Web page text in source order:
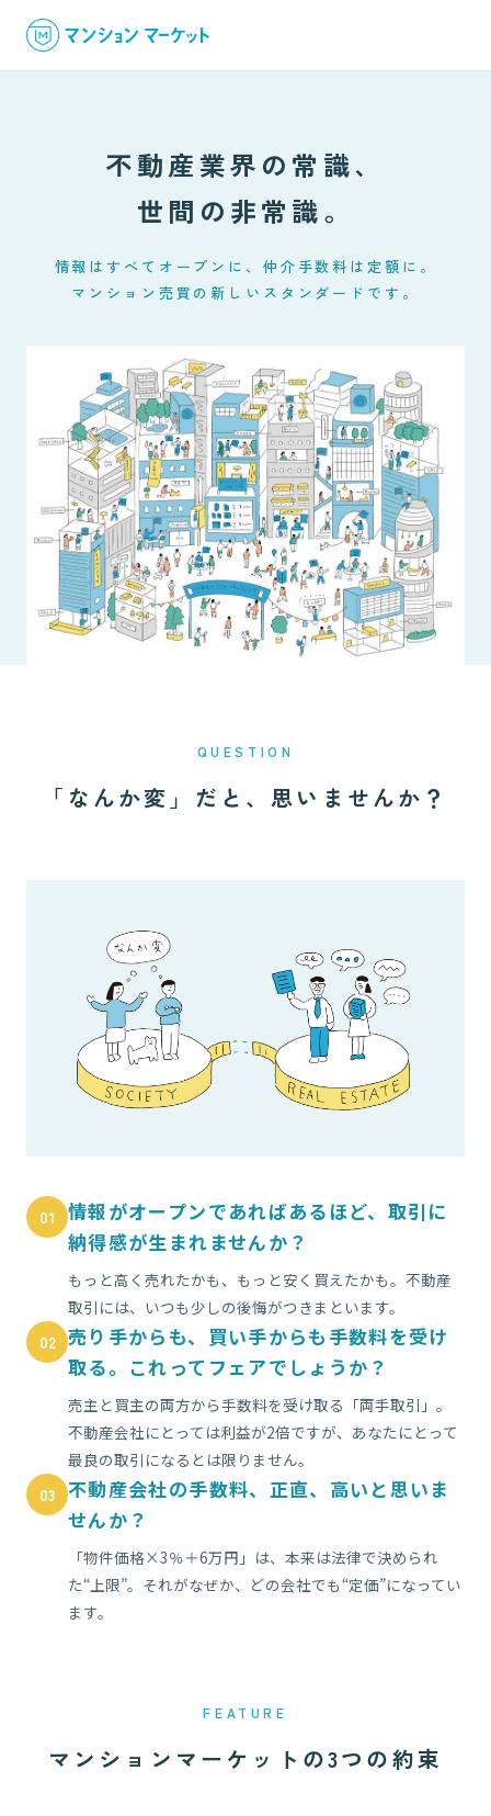
不動産業界の常識、
世間の非常識。
情報はすべてオープンに、仲介手数料は定額に。
マンション売買の新しいスタンダードです。
QUESTION
「なんか変」だと、思いませんか？
01
情報がオープンであればあるほど、取引に
納得感が生まれませんか？
もっと高く売れたかも、もっと安く買えたかも。不動産
取引には、いつも少しの後悔がつきまといます。
02 売り手からも、買い手からも手数料を受け
取る。これってフェアでしょうか？
売主と買主の両方から手数料を受け取る「両手取引」。
不動産会社にとっては利益が2倍ですが、あなたにとって
最良の取引になるとは限りません。
03 不動産会社の手数料、正直、高いと思いま
せんか？
「物件価格×3％＋6万円」は、本来は法律で決められ
た“上限”。それがなぜか、どの会社でも“定価”になってい
ます。
FEATURE
マンションマーケットの3つの約束